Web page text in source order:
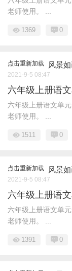
老师使用。 ...
1369 0
点击重新加载 风景
2021-9-5 08:47
六年级上册语
六年级上册语文单
老师使用。 ...
1511 0
点击重新加载 风景
2021-9-5 08:47
六年级上册语
六年级上册语文单
老师使用。 ...
1391 0